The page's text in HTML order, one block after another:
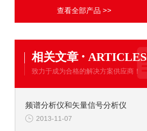
查看全部产品 >>
相关文章 · ARTICLES
致力于成为合格的解决方案供应商！
频谱分析仪和矢量信号分析仪
2013-11-07